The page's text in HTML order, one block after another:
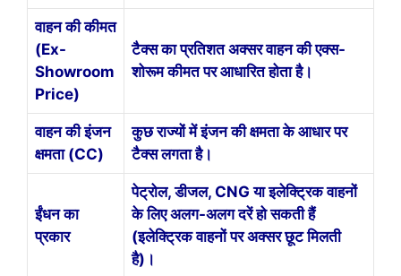
वाहन की कीमत
(Ex-
Showroom
Price)
टैक्स का प्रतिशत अक्सर वाहन की एक्स-
शोरूम कीमत पर आधारित होता है।
वाहन की इंजन
क्षमता (CC)
कुछ राज्यों में इंजन की क्षमता के आधार पर
टैक्स लगता है।
ईंधन का
प्रकार
पेट्रोल, डीजल, CNG या इलेक्ट्रिक वाहनों
के लिए अलग-अलग दरें हो सकती हैं
(इलेक्ट्रिक वाहनों पर अक्सर छूट मिलती
है)।